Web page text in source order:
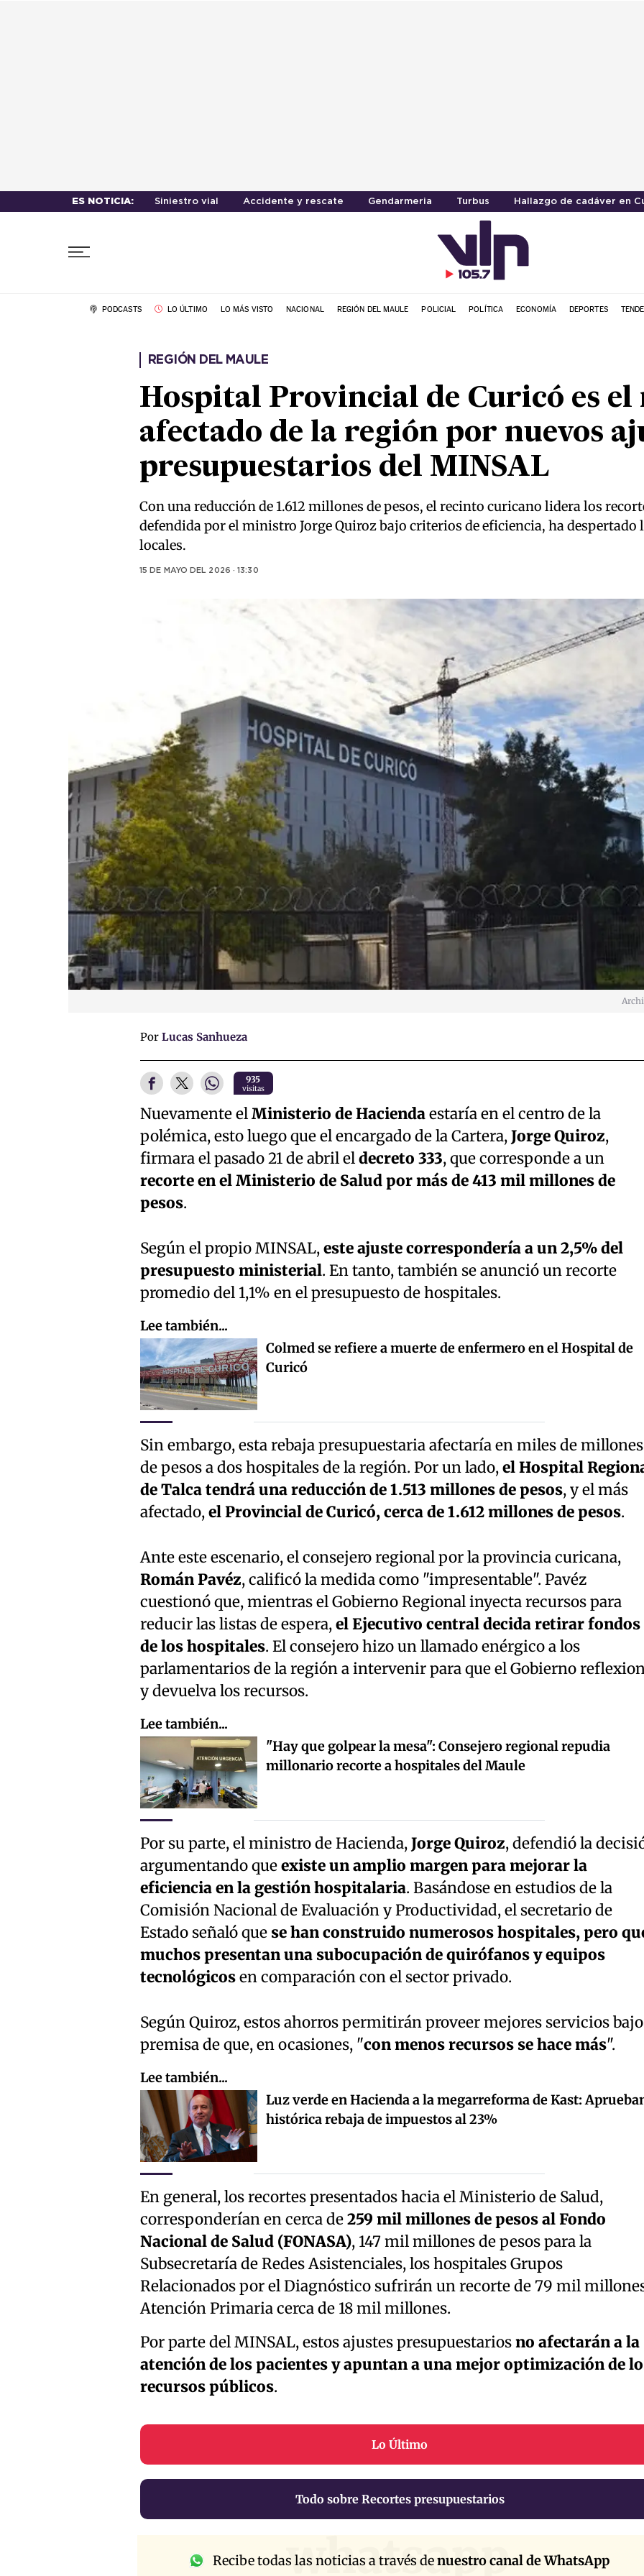
ES NOTICIA: Siniestro vial Accidente y rescate Gendarmeria Turbus Hallazgo de cadáver en
PODCASTS LO ÚLTIMO LO MÁS VISTO NACIONAL REGIÓN DEL MAULE POLICIAL POLÍTICA ECONOMÍA DEPORTES
REGIÓN DEL MAULE
Hospital Provincial de Curicó es el
afectado de la región por nuevos
presupuestarios del MINSAL
Con una reducción de 1.612 millones de pesos, el recinto curicano lidera los
defendida por el ministro Jorge Quiroz bajo criterios de eficiencia, ha despertado
locales.
15 DE MAYO DEL 2026 · 13:30
Por Lucas Sanhueza
935
visitas
Nuevamente elMinisterio de Haciendaestaría en el centro de la
polémica, esto luego que el encargado de la Cartera,Jorge Quiroz,
firmara el pasado 21 de abril eldecreto 333, que corresponde a un
recorte en el Ministerio de Salud por más de 413 mil millones de
pesos.
Según el propio MINSAL,este ajuste correspondería a un 2,5% del
presupuesto ministerial. En tanto, también se anunció un recorte
promedio del 1,1% en el presupuesto de hospitales.
Lee también...
Colmed se refiere a muerte de enfermero en el Hospital de
Curicó
Sin embargo, esta rebaja presupuestaria afectaría en miles de millones
de pesos a dos hospitales de la región. Por un lado,el Hospital
de Talca tendrá una reducción de 1.513 millones de pesos, y el más
afectado,el Provincial de Curicó, cerca de 1.612 millones de pesos.
Ante este escenario, el consejero regional por la provincia curicana,
Román Pavéz, calificó la medida como "impresentable". Pavéz
cuestionó que, mientras el Gobierno Regional inyecta recursos para
reducir las listas de espera,el Ejecutivo central decida retirar fondos
de los hospitales. El consejero hizo un llamado enérgico a los
parlamentarios de la región a intervenir para que el Gobierno
y devuelva los recursos.
Lee también...
"Hay que golpear la mesa": Consejero regional repudia
millonario recorte a hospitales del Maule
Por su parte, el ministro de Hacienda,Jorge Quiroz, defendió la
argumentando queexiste un amplio margen para mejorar la
eficiencia en la gestión hospitalaria. Basándose en estudios de la
Comisión Nacional de Evaluación y Productividad, el secretario de
Estado señaló que se han construido numerosos hospitales, pero
muchos presentan una subocupación de quirófanos y equipos
tecnológicosen comparación con el sector privado.
Según Quiroz, estos ahorros permitirán proveer mejores servicios
premisa de que, en ocasiones, "con menos recursos se hace más".
Lee también...
Luz verde en Hacienda a la megarreforma de Kast:
histórica rebaja de impuestos al 23%
En general, los recortes presentados hacia el Ministerio de Salud,
corresponderían en cerca de259 mil millones de pesos al Fondo
Nacional de Salud (FONASA), 147 mil millones de pesos para la
Subsecretaría de Redes Asistenciales, los hospitales Grupos
Relacionados por el Diagnóstico sufrirán un recorte de 79 mil
Atención Primaria cerca de 18 mil millones.
Por parte del MINSAL, estos ajustes presupuestariosno afectarán a la
atención de los pacientes y apuntan a una mejor optimización de
recursos públicos.
Lo Último
Todo sobre Recortes presupuestarios
whatsapp
Recibe todas las noticias a través denuestro canal de WhatsApp